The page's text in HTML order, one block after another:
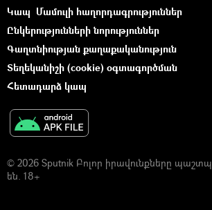
Կապ Մամուլի հաղորդագրություններ
Ընկերությունների նորություններ
Գաղտնիության քաղաքականություն
Տեղեկանիշի (cookie) օգտագործման
Հետադարձ կապ
© 2026 Sputnik Բոլոր իրավունքները
են. 18+